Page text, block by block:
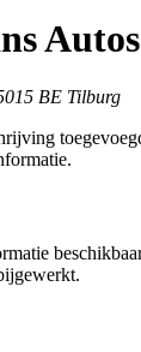
BE Tilburg